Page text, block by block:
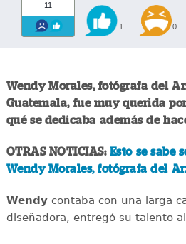
11
1 0
Wendy Morales, fotógrafa del
Guatemala, fue muy querida
qué se dedicaba además de
OTRAS NOTICIAS: Esto se sabe
Wendy Morales, fotógrafa del
Wendycontaba con una larga
diseñadora, entregó su talento